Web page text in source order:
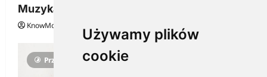
Używamy plików
cookie
Muzyka
KnowMore.pl
Przeczytano 3 minut